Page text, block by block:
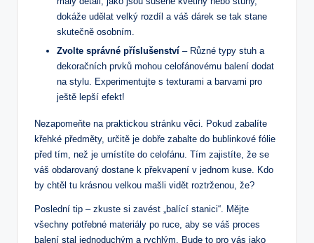
dokáže udělat velký rozdíl a váš dárek se tak stane
skutečně osobním.
Zvolte správné příslušenství – Různé typy stuh a
dekoračních prvků mohou celofánovému balení dodat
na stylu. Experimentujte s texturami a barvami pro
ještě lepší efekt!
Nezapomeňte na praktickou stránku věci. Pokud zabalíte
křehké předměty, určitě je dobře zabalte do bublinkové fólie
před tím, než je umístíte do celofánu. Tím zajistíte, že se
váš obdarovaný dostane k překvapení v jednom kuse. Kdo
by chtěl tu krásnou velkou mašli vidět roztrženou, že?
Poslední tip – zkuste si zavést „balící stanici“. Mějte
všechny potřebné materiály po ruce, aby se váš proces
balení stal jednoduchým a rychlým. Bude to pro vás jako